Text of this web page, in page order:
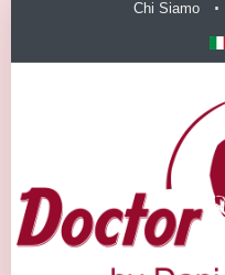
Chi Siamo